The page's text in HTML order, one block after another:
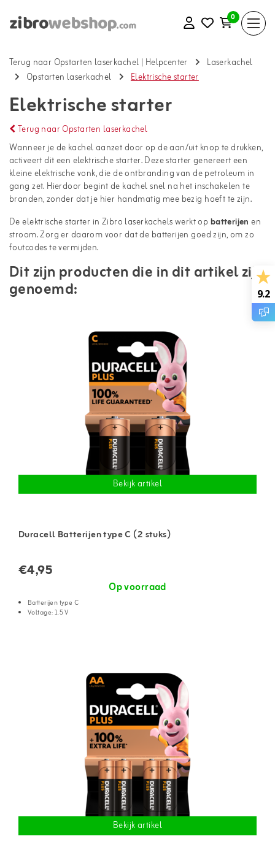
0
Terug naar Opstarten laserkachel | Helpcenter
Laserkachel
Opstarten laserkachel
Elektrische starter
Elektrische starter
Terug naar Opstarten laserkachel
Wanneer je de kachel aanzet door op de aan/uit knop te drukken,
activeert dit een elektrische starter. Deze starter genereert een
kleine elektrische vonk, die de ontbranding van de petroleum in
gang zet. Hierdoor begint de kachel snel na het inschakelen te
branden, zonder dat je hier handmatig mee bezig hoeft te zijn.
De elektrische starter in Zibro laserkachels werkt opbatterijen en
stroom. Zorg er daarom voor dat de batterijen goed zijn, om zo
foutcodes te vermijden.
Dit zijn producten die in dit artikel zijn
genoemd:
Bekijk artikel
Duracell Batterijen type C (2 stuks)
€4,95
Op voorraad
Batterijen type C
Voltage: 1.5 V
Bekijk artikel
9.2